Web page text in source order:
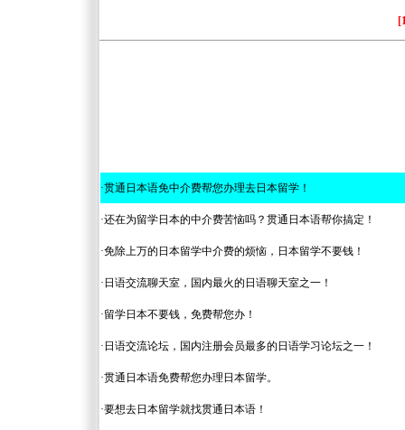
·贯通日本语免中介费帮您办理去日本留学！
·还在为留学日本的中介费苦恼吗？贯通日本语帮你搞定！
·免除上万的日本留学中介费的烦恼，日本留学不要钱！
· 日语交流聊天室，国内最火的日语聊天室之一！
·留学日本不要钱，免费帮您办！
· 日语交流论坛，国内注册会员最多的日语学习论坛之一！
·贯通日本语免费帮您办理日本留学。
·要想去日本留学就找贯通日本语！